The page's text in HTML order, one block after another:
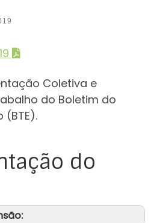
Coletiva e
do Boletim do
(BTE).
do